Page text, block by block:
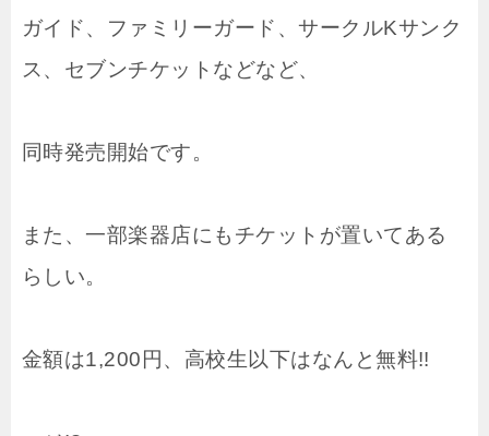
ガイド、ファミリーガード、サークルKサンク
ス、セブンチケットなどなど、
同時発売開始です。
また、一部楽器店にもチケットが置いてある
らしい。
金額は1,200円、高校生以下はなんと無料!!